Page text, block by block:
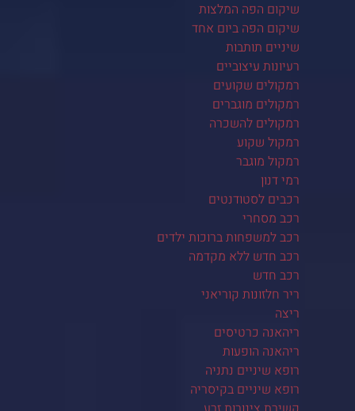
שיקום הפה המלצות
שיקום הפה ביום אחד
שיניים תותבות
רעיונות עיצוביים
רמקולים שקועים
רמקולים מוגברים
רמקולים להשכרה
רמקול שקוע
רמקול מוגבר
רמי דנון
רכבים לסטודנטים
רכב מסחרי
רכב למשפחות ברוכות ילדים
רכב חדש ללא מקדמה
רכב חדש
ריר חלזונות קוריאני
ריצה
ריהאנה כרטיסים
ריהאנה הופעות
רופא שיניים נתניה
רופא שיניים בקיסריה